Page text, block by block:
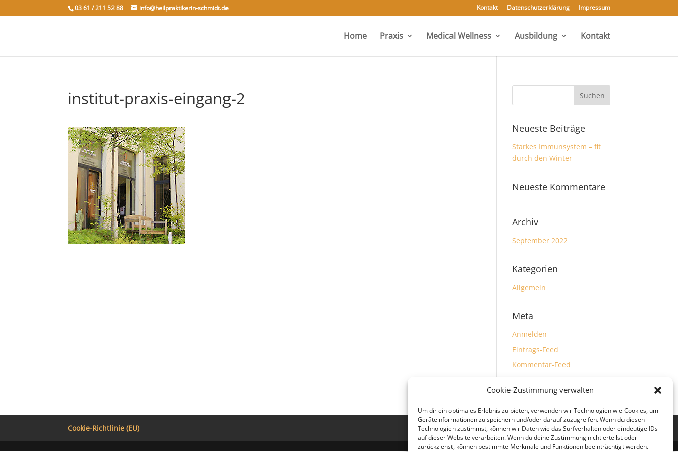
Cookie-Zustimmung verwalten
Um dir ein optimales Erlebnis zu bieten, verwenden wir Technologien wie Cookies, um
Geräteinformationen zu speichern und/oder darauf zuzugreifen. Wenn du diesen
Technologien zustimmst, können wir Daten wie das Surfverhalten oder eindeutige IDs
auf dieser Website verarbeiten. Wenn du deine Zustimmung nicht erteilst oder
zurückziehst, können bestimmte Merkmale und Funktionen beeinträchtigt werden.
03 61 / 211 52 88 info@heilpraktikerin-schmidt.de Kontakt Datenschutzerklärung Impressum
Home Praxis Medical Wellness Ausbildung Kontakt
institut-praxis-eingang-2
Neueste Beiträge
Starkes Immunsystem – fit
durch den Winter
Neueste Kommentare
Archiv
September 2022
Kategorien
Allgemein
Meta
Anmelden
Eintrags-Feed
Kommentar-Feed
Cookie-Richtlinie (EU)